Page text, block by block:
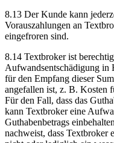
8.13 Der Kunde kann
Vorauszahlungen an
eingefroren sind.
8.14 Textbroker ist
Aufwandsentschädigung in
für den Empfang dieser
angefallen ist, z. B. Kosten
Für den Fall, dass das
kann Textbroker eine
Guthabenbetrags
nachweist, dass Textbroker